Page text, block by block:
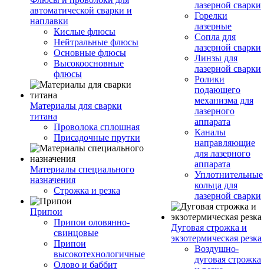
автоматической сварки и
наплавки
Кислые флюсы
Нейтральные флюсы
Основные флюсы
Высокоосновные
флюсы
Материалы для сварки
титана
Проволока сплошная
Присадочные прутки
Материалы специального
назначения
Строжка и резка
Припои
Припои оловянно-
свинцовые
Припои
высокотехнологичные
Олово и баббит
лазерной сварки
Горелки
лазерные
Сопла для
лазерной сварки
Линзы для
лазерной сварки
Ролики
подающего
механизма для
лазерного
аппарата
Каналы
направляющие
для лазерного
аппарата
Уплотнительные
кольца для
лазерной сварки
Дуговая строжка и
экзотермическая резка
Воздушно-
дуговая строжка